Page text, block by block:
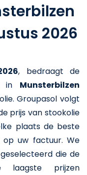
2026
, bedraagt de
Munsterbilzen
. Groupasol volgt
prijs van stookolie
plaats de beste
uw factuur. We
die de
laagste prijzen